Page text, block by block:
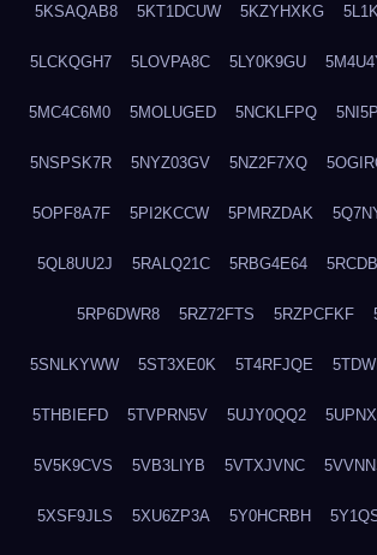
5KSAQAB8 5KT1DCUW 5KZYHXKG
5LCKQGH7 5LOVPA8C 5LY0K9GU
5MC4C6M0 5MOLUGED 5NCKLFPQ
5NSPSK7R 5NYZ03GV 5NZ2F7XQ
5OPF8A7F 5PI2KCCW 5PMRZDAK
5QL8UU2J 5RALQ21C 5RBG4E64
5RP6DWR8 5RZ72FTS 5RZPCFKF
5SNLKYWW 5ST3XE0K 5T4RFJQE
5THBIEFD 5TVPRN5V 5UJY0QQ2
5V5K9CVS 5VB3LIYB 5VTXJVNC
5XSF9JLS 5XU6ZP3A 5Y0HCRBH